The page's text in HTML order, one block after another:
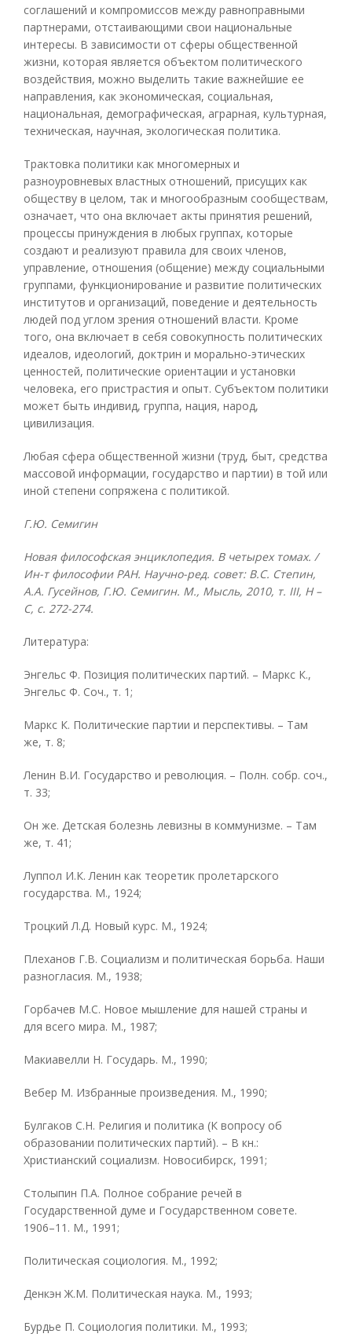
соглашений и компромиссов между равноправными
партнерами, отстаивающими свои национальные
интересы. В зависимости от сферы общественной
жизни, которая является объектом политического
воздействия, можно выделить такие важнейшие ее
направления, как экономическая, социальная,
национальная, демографическая, аграрная, культурная,
техническая, научная, экологическая политика.
Трактовка политики как многомерных и
разноуровневых властных отношений, присущих как
обществу в целом, так и многообразным сообществам,
означает, что она включает акты принятия решений,
процессы принуждения в любых группах, которые
создают и реализуют правила для своих членов,
управление, отношения (общение) между социальными
группами, функционирование и развитие политических
институтов и организаций, поведение и деятельность
людей под углом зрения отношений власти. Кроме
того, она включает в себя совокупность политических
идеалов, идеологий, доктрин и морально-этических
ценностей, политические ориентации и установки
человека, его пристрастия и опыт. Субъектом политики
может быть индивид, группа, нация, народ,
цивилизация.
Любая сфера общественной жизни (труд, быт, средства
массовой информации, государство и партии) в той или
иной степени сопряжена с политикой.
Г.Ю. Семигин
Новая философская энциклопедия. В четырех томах. /
Ин-т философии РАН. Научно-ред. совет: В.С. Степин,
А.А. Гусейнов, Г.Ю. Семигин. М., Мысль, 2010, т. III, Н –
С, с. 272-274.
Литература:
Энгельс Ф. Позиция политических партий. – Маркс К.,
Энгельс Ф. Соч., т. 1;
Маркс К. Политические партии и перспективы. – Там
же, т. 8;
Ленин В.И. Государство и революция. – Полн. собр. соч.,
т. 33;
Он же. Детская болезнь левизны в коммунизме. – Там
же, т. 41;
Луппол И.К. Ленин как теоретик пролетарского
государства. М., 1924;
Троцкий Л.Д. Новый курс. М., 1924;
Плеханов Г.В. Социализм и политическая борьба. Наши
разногласия. М., 1938;
Горбачев М.С. Новое мышление для нашей страны и
для всего мира. М., 1987;
Макиавелли Н. Государь. М., 1990;
Вебер М. Избранные произведения. М., 1990;
Булгаков С.Н. Религия и политика (К вопросу об
образовании политических партий). – В кн.:
Христианский социализм. Новосибирск, 1991;
Столыпин П.А. Полное собрание речей в
Государственной думе и Государственном совете.
1906–11. М., 1991;
Политическая социология. М., 1992;
Денкэн Ж.М. Политическая наука. М., 1993;
Бурдье П. Социология политики. М., 1993;